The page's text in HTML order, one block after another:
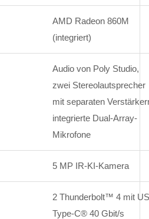
AMD Radeon 860M
(integriert)
Audio von Poly Studio,
zwei Stereolautsprecher
mit separaten
integrierte Dual-Array-
Mikrofone
5 MP IR-KI-Kamera
2 Thunderbolt™ 4 mit
Type-C® 40 Gbit/s